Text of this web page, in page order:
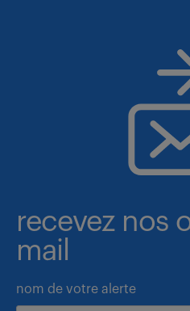
recevez nos
mail
nom de votre alerte